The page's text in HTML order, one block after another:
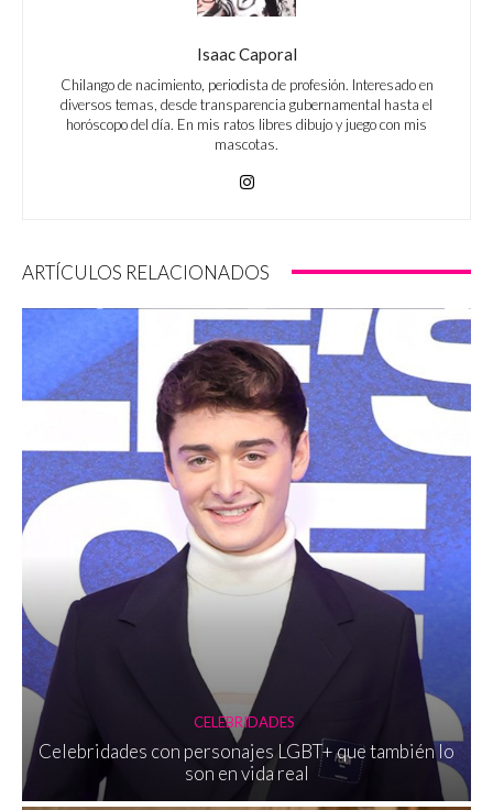
Isaac Caporal
Chilango de nacimiento, periodista de profesión. Interesado en
diversos temas, desde transparencia gubernamental hasta el
horóscopo del día. En mis ratos libres dibujo y juego con mis
mascotas.
ARTÍCULOS RELACIONADOS
CELEBRIDADES
Celebridades con personajes LGBT+ que también lo
son en vida real